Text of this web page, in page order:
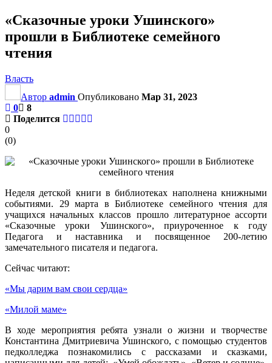
«Сказочные уроки Ушинского»
прошли в Библиотеке семейного
чтения
Власть
Автор admin Опубликовано Мар 31, 2023
0
8
Поделится
0
(0)
Неделя детской книги в библиотеках наполнена книжными
событиями. 29 марта в Библиотеке семейного чтения для
учащихся начальных классов прошло литературное ассорти
«Сказочные уроки Ушинского», приуроченное к году
Педагога и наставника и посвященное 200-летию
замечательного писателя и педагога.
Сейчас читают:
«Мы дарим вам свои сердца»
«Милой маме»
В ходе мероприятия ребята узнали о жизни и творчестве
Константина Дмитриевича Ушинского, с помощью студентов
педколледжа познакомились с рассказами и сказками,